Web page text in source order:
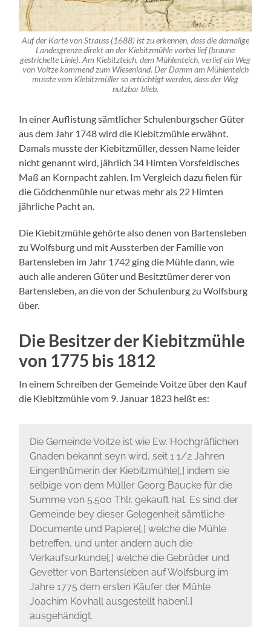
Auf der Karte von Strauss (1688) ist zu erkennen, dass die damalige
Landesgrenze direkt an der Kiebitzmühle vorbei lief (braune
gestrichelte Linie). Am Kiebitzteich, dem Mühlenteich, verlief ein Weg
von Voitze kommend zum Wiesenland. Der Damm am Mühlenteich
musste vom Kiebitzmüller so ertüchtigt werden, dass der Weg
nutzbar blieb.
In einer Auflistung sämtlicher Schulenburgscher Güter
aus dem Jahr 1748 wird die Kiebitzmühle erwähnt.
Damals musste der Kiebitzmüller, dessen Name leider
nicht genannt wird, jährlich 34 Himten Vorsfeldisches
Maß an Kornpacht zahlen. Im Vergleich dazu fielen für
die Gödchenmühle nur etwas mehr als 22 Himten
jährliche Pacht an.
Die Kiebitzmühle gehörte also denen von Bartensleben
zu Wolfsburg und mit Aussterben der Familie von
Bartensleben im Jahr 1742 ging die Mühle dann, wie
auch alle anderen Güter und Besitztümer derer von
Bartensleben, an die von der Schulenburg zu Wolfsburg
über.
Die Besitzer der Kiebitzmühle
von 1775 bis 1812
In einem Schreiben der Gemeinde Voitze über den Kauf
die Kiebitzmühle vom 9. Januar 1823 heißt es:
Die Gemeinde Voitze ist wie Ew. Hochgräflichen
Gnaden bekannt seyn wird, seit 1 1/2 Jahren
Eingenthümerin der Kiebitzmühle[,] indem sie
selbige von dem Müller Georg Baucke für die
Summe von 5.500 Thlr. gekauft hat. Es sind der
Gemeinde bey dieser Gelegenheit sämtliche
Documente und Papiere[,] welche die Mühle
betreffen, und unter andern auch die
Verkaufsurkunde[,] welche die Gebrüder und
Gevetter von Bartensleben auf Wolfsburg im
Jahre 1775 dem ersten Käufer der Mühle
Joachim Kovhall ausgestellt haben[,]
ausgehändigt.